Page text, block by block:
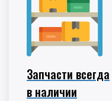
Запчасти всегда
в наличии